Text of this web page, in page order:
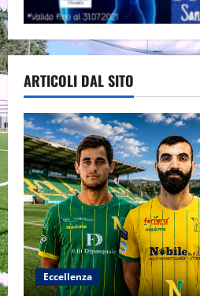
ARTICOLI DAL SITO
Eccellenza